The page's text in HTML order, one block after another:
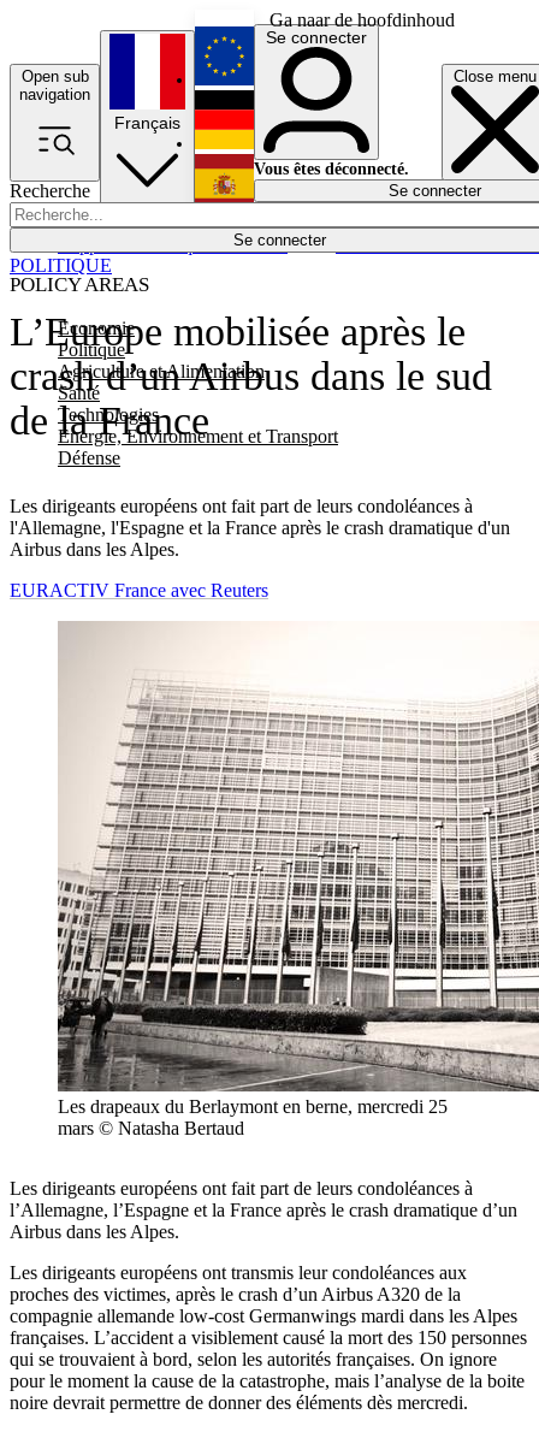
Ga naar de hoofdinhoud
Open sub
navigation
Close menu
Recherche
Se connecter
POLICY AREAS
Economie
Politique
Agriculture et Alimentation
Santé
Technologies
Energie, Environnement et Transport
Défense
Économie
Français
English
Deutsch
Español
Se connecter
Vous êtes déconnecté.
Se connecter
L’Europe mobilisée après le
crash d’un Airbus dans le sud
de la France
Les dirigeants européens ont fait part de leurs condoléances à
l'Allemagne, l'Espagne et la France après le crash dramatique d'un
Airbus dans les Alpes.
POLITIQUE
EURACTIV France avec Reuters
Les drapeaux du Berlaymont en berne, mercredi 25
mars © Natasha Bertaud
Les dirigeants européens ont fait part de leurs condoléances à
l’Allemagne, l’Espagne et la France après le crash dramatique d’un
Airbus dans les Alpes.
Les dirigeants européens ont transmis leur condoléances aux
proches des victimes, après le crash d’un Airbus A320 de la
compagnie allemande low-cost Germanwings mardi dans les Alpes
françaises. L’accident a visiblement causé la mort des 150 personnes
qui se trouvaient à bord, selon les autorités françaises. On ignore
pour le moment la cause de la catastrophe, mais l’analyse de la boite
noire devrait permettre de donner des éléments dès mercredi.